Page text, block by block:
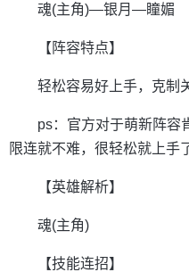
魂(主角)—银月—瞳媚
【阵容特点】
轻松容易好上手，克制
ps：官方对于萌新阵容
限连就不难，很轻松就上手
【英雄解析】
魂(主角)
【技能连招】